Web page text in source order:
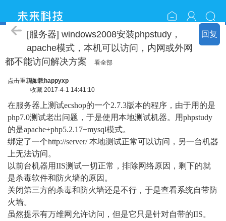
回复
ＩＴ技术
[服务器] windows2008安装phpstudy，
apache模式，本机可以访问，内网或外网
都不能访问解决方案
看全部
点击重新加载
楼主 happyxp
收藏 2017-4-1 14:41:10
在服务器上测试ecshop的一个2.7.3版本的程序，由于用的是
php7.0测试老出问题，于是使用本地测试机器。用phpstudy
的是apache+php5.2.17+mysql模式。
绑定了一个http://server/ 本地测试正常可以访问，另一台机器
上无法访问。
以前台机器用IIS测试一切正常，排除网络原因，剩下的就
是杀毒软件和防火墙的原因。
关闭第三方的杀毒和防火墙还是不行，于是查看系统自带防
火墙。
虽然提示有万维网允许访问，但是它只是针对自带的IIS。